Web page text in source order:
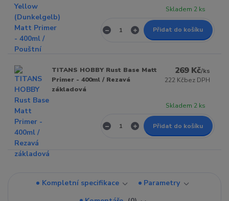
Skladem 2 ks
Přidat do košíku
TITANS HOBBY Rust Base Matt
Primer - 400ml / Rezavá
základová
269 Kč/ks
222 Kčbez DPH
Skladem 2 ks
Přidat do košíku
Kompletní specifikace
Parametry